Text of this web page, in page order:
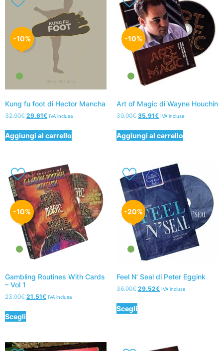
-10%
Kung fu foot di Hector Mancha
32.90€ 29.61€ IVA inclusa
Aggiungi al carrello
-10%
Art of Magic di Wayne Houchin
39.90€ 35.91€ IVA inclusa
Aggiungi al carrello
-10%
Gambling Routines With Cards
– Vol 1
23.90€ 21.51€ IVA inclusa
Scegli
-20%
Feel N’ Seal di Peter Eggink
36.90€ 29.52€ IVA inclusa
Scegli